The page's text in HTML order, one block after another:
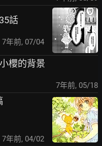
話
7年前, 07/04
櫻的背景
7年前, 05/18
7年前, 04/02